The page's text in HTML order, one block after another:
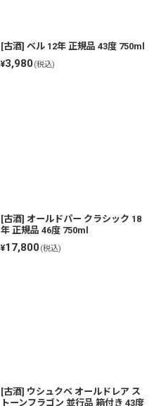
[古酒] ベル 12年 正規品 43度 750ml
¥3,980(税込)
[古酒] オールドパー クラシック 18
年 正規品 46度 750ml
¥17,800(税込)
[古酒] ウシュクベ オールドレア ス
トーンフラゴン 並行品 箱付き 43度